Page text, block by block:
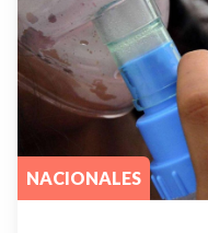
NACIONALES